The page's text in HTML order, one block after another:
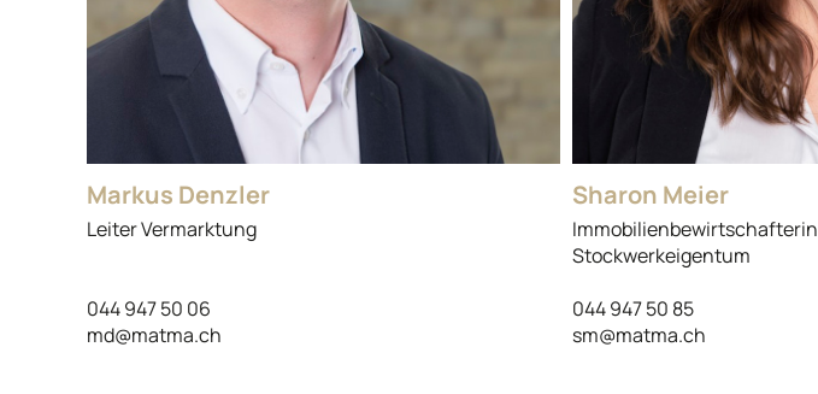
Markus Denzler
Leiter Vermarktung
044 947 50 06
md@matma.ch
Sharon Meier
Immobilienbewirtschafterin
Stockwerkeigentum
044 947 50 85
sm@matma.ch